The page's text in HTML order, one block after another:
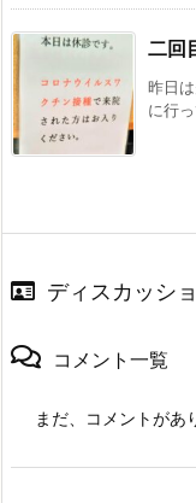
二回
昨日
に行
ディスカッシ
コメント一覧
まだ、コメントがあ